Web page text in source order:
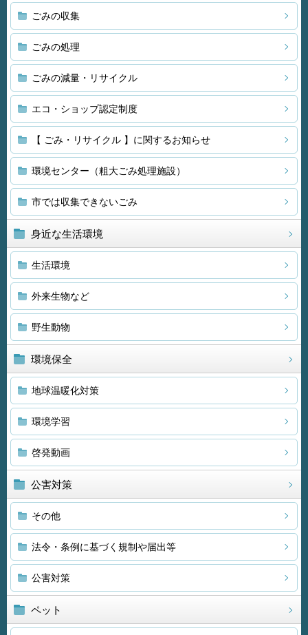
ごみの収集
ごみの処理
ごみの減量・リサイクル
エコ・ショップ認定制度
【 ごみ・リサイクル 】に関するお知らせ
環境センター（粗大ごみ処理施設）
市では収集できないごみ
身近な生活環境
生活環境
外来生物など
野生動物
環境保全
地球温暖化対策
環境学習
啓発動画
公害対策
その他
法令・条例に基づく規制や届出等
公害対策
ペット